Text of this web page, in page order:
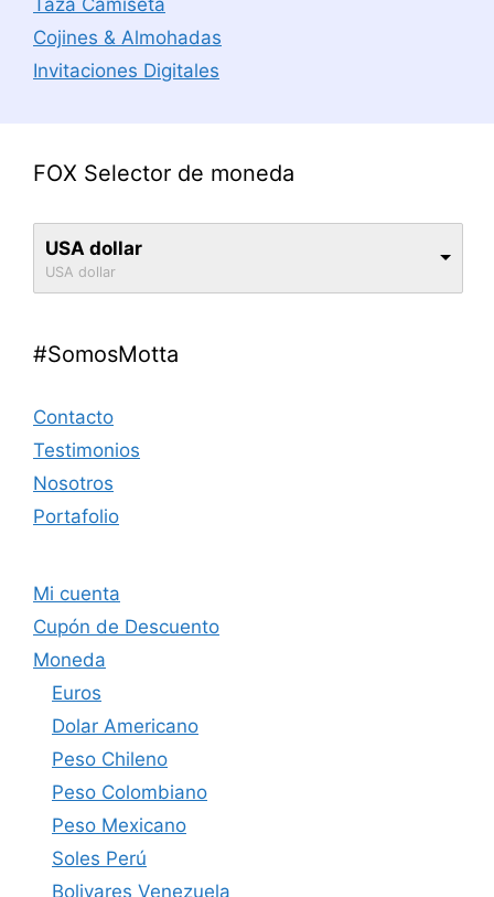
Taza Camiseta
Cojines & Almohadas
Invitaciones Digitales
FOX Selector de moneda
USA dollar
USA dollar
#SomosMotta
Contacto
Testimonios
Nosotros
Portafolio
Mi cuenta
Cupón de Descuento
Moneda
Euros
Dolar Americano
Peso Chileno
Peso Colombiano
Peso Mexicano
Soles Perú
Bolivares Venezuela